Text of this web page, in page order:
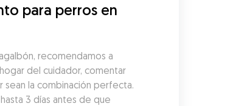
para perros en
recomendamos a
del cuidador, comentar
la combinación perfecta.
3 días antes de que